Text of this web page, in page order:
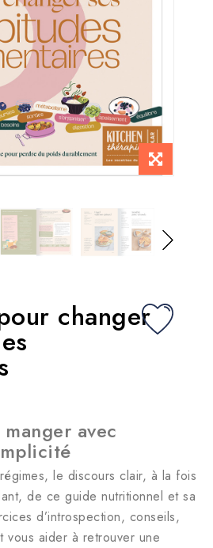
changer
avec
le discours clair, à la fois
de ce guide nutritionnel et sa
d’introspection, conseils,
vous aider à retrouver une